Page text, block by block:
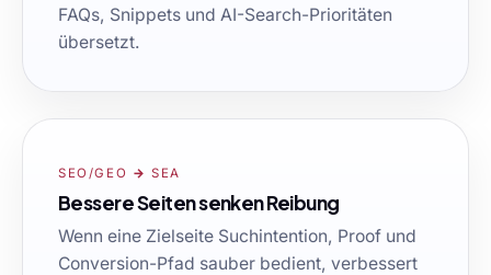
FAQs, Snippets und AI-Search-Prioritäten
übersetzt.
SEO/GEO → SEA
Bessere Seiten senken Reibung
Wenn eine Zielseite Suchintention, Proof und
Conversion-Pfad sauber bedient, verbessert